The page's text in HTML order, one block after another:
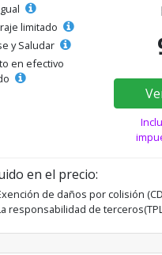
limitado
y Saludar
en efectivo
en el precio:
de daños por colisión
responsabilidad de